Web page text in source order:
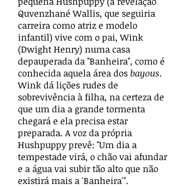
Quvenzhané Wallis, que seguiria
carreira como atriz e modelo
infantil) vive com o pai, Wink
(Dwight Henry) numa casa
depauperada da "Banheira", como é
conhecida aquela área dos bayous.
Wink dá lições rudes de
sobrevivência à filha, na certeza de
que um dia a grande tormenta
chegará e ela precisa estar
preparada. A voz da própria
Hushpuppy prevê: "Um dia a
tempestade virá, o chão vai afundar
e a água vai subir tão alto que não
existirá mais a 'Banheira'".